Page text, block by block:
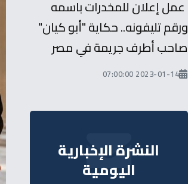
عمل إعلان للمخدرات باسمه
ورقم تليفونه.. حكاية "أبو كيان"
صاحب أطرف جريمة في مصر
2023-01-14 07:00:00
النشرة الإخبارية
اليومية